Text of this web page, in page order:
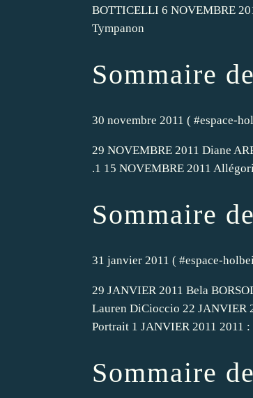
BOTTICELLI 6 NOVEMBRE
Tympanon
Sommaire
30 novembre 2011 ( #espace-
29 NOVEMBRE 2011 Diane
.1 15 NOVEMBRE 2011
Sommaire
31 janvier 2011 ( #espace-
29 JANVIER 2011 Bela
Lauren DiCioccio 22 JANVIER
Portrait 1 JANVIER 2011 2011
Sommaire